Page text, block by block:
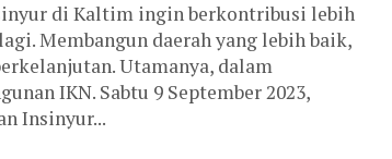
di Kaltim ingin berkontribusi lebih
Membangun daerah yang lebih baik,
Utamanya, dalam
IKN. Sabtu 9 September 2023,
Insinyur...